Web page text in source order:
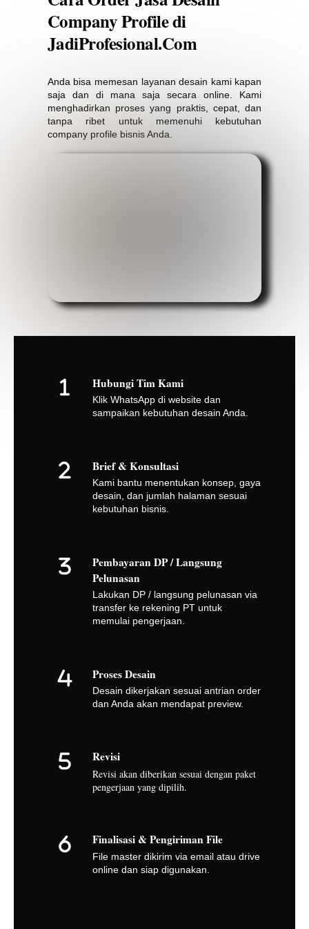
Company Profile di
JadiProfesional.Com
Anda bisa memesan layanan desain kami kapan
saja dan di mana saja secara online. Kami
menghadirkan proses yang praktis, cepat, dan
tanpa ribet untuk memenuhi kebutuhan
company profile bisnis Anda.
Hubungi Tim Kami
Klik WhatsApp di website dan
sampaikan kebutuhan desain Anda.
Brief & Konsultasi
Kami bantu menentukan konsep, gaya
desain, dan jumlah halaman sesuai
kebutuhan bisnis.
Pembayaran DP / Langsung
Pelunasan
Lakukan DP / langsung pelunasan via
transfer ke rekening PT untuk
memulai pengerjaan.
Proses Desain
Desain dikerjakan sesuai antrian order
dan Anda akan mendapat preview.
Revisi
Revisi akan diberikan sesuai dengan paket
pengerjaan yang dipilih.
Finalisasi & Pengiriman File
File master dikirim via email atau drive
online dan siap digunakan.